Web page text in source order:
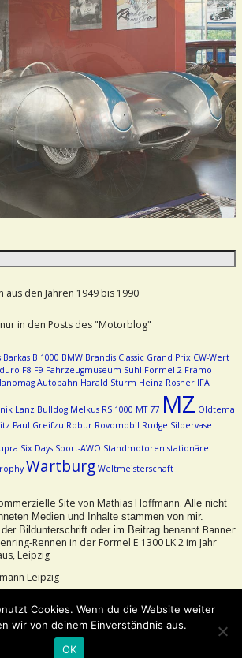
aus den Jahren 1949 bis 1990
in den Posts des "Motorblog"
Barkas B 1000 BMW Brandis Classic Grand Prix CW-Wert
F8 F9 Fahrzeugmuseum Suhl Formel 2 Framo
Autobahn Harald Sturm Heinz Rosner IFA
Lanz Bulldog Melkus RS 1000 MT 77 MZ Oldtema
Paul Greifzu Robur Rovomobil Rudge Silbervase
Six Days Sport-AWO Standmotoren stationäre
Wartburg Weltmeisterschaft
Site von Mathias Hoffmann. Alle nicht
Medien und Inhalte stammen von mir.
Bildunterschrift oder im Beitrag benannt.Banner
Rennen in der Formel E 1300 LK 2 im Jahr
Leipzig
Leipzig
Cookies. Wenn du die Website weiter
wir von deinem Einverständnis aus.
OK